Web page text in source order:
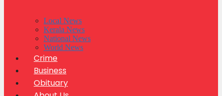
Local News
Kerala News
National News
World News
Crime
Business
Obituary